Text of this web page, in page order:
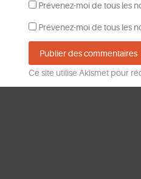
Prévenez-moi de tous les
Prévenez-moi de tous les
Publier des commentaires
Ce site utilise Akismet pour